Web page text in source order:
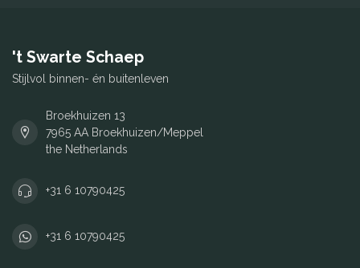
't Swarte Schaep
Stijlvol binnen- én buitenleven
Broekhuizen 13
7965 AA Broekhuizen/Meppel
the Netherlands
+31 6 10790425
+31 6 10790425